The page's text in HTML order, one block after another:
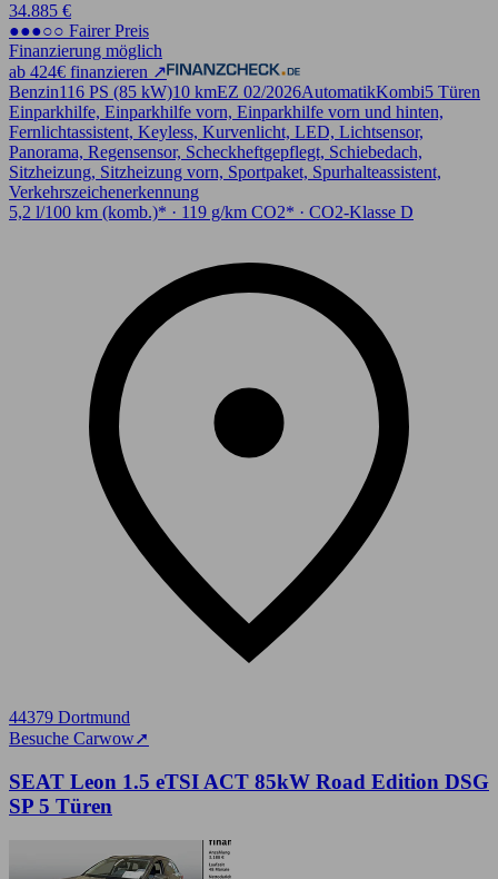
34.885 €
●●●○○ Fairer Preis
Finanzierung möglich
ab 424€ finanzieren ↗
Benzin116 PS (85 kW)10 kmEZ 02/2026AutomatikKombi5 Türen
Einparkhilfe, Einparkhilfe vorn, Einparkhilfe vorn und hinten,
Fernlichtassistent, Keyless, Kurvenlicht, LED, Lichtsensor,
Panorama, Regensensor, Scheckheftgepflegt, Schiebedach,
Sitzheizung, Sitzheizung vorn, Sportpaket, Spurhalteassistent,
Verkehrszeichenerkennung
5,2 l/100 km (komb.)* · 119 g/km CO2* · CO2-Klasse D
44379 Dortmund
Besuche Carwow➚
SEAT Leon 1.5 eTSI ACT 85kW Road Edition DSG
SP 5 Türen